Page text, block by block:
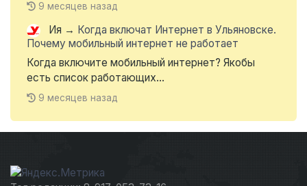
9 месяцев назад
Ия → Когда включат Интернет в Ульяновске.
Почему мобильный интернет не работает
Когда включите мобильный интернет? Якобы
есть список работающих...
9 месяцев назад